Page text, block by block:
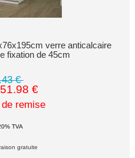
verre anticalcaire
fixation de 45cm
€
€
remise
avec 20% TVA
gratuite